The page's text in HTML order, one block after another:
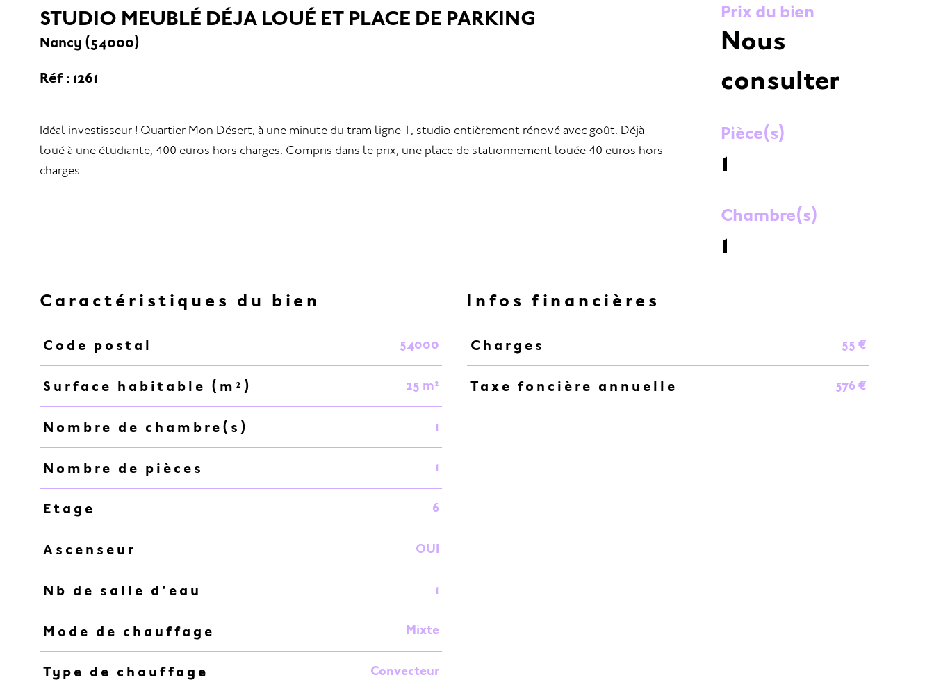
STUDIO MEUBLÉ DÉJA LOUÉ ET PLACE DE PARKING
Nancy (54000)
Réf : 1261
Idéal investisseur ! Quartier Mon Désert, à une minute du tram ligne 1, studio entièrement rénové avec goût. Déjà
loué à une étudiante, 400 euros hors charges. Compris dans le prix, une place de stationnement louée 40 euros hors
charges.
Prix du bien
Nous
consulter
Pièce(s)
1
Chambre(s)
1
Caractéristiques du bien
Caractéristiques Valeurs
Code postal 54000
Surface habitable (m²) 25 m²
Nombre de chambre(s) 1
Nombre de pièces 1
Etage 6
Ascenseur OUI
Nb de salle d'eau 1
Mode de chauffage Mixte
Type de chauffage Convecteur
Infos financières
Caractéristiques
Charges 55 €
Taxe foncière annuelle 576 €